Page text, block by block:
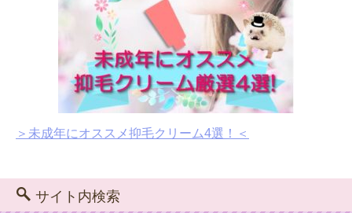
＞未成年にオススメ抑毛クリーム4選！＜
サイト内検索